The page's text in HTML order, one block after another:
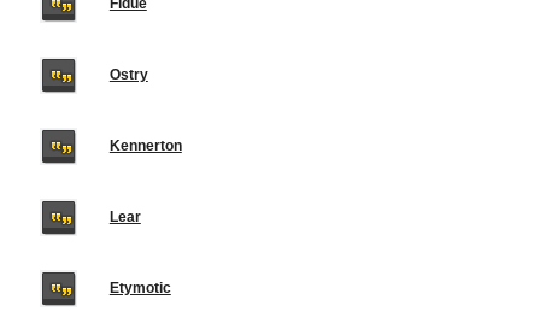
Fidue
Ostry
Kennerton
Lear
Etymotic